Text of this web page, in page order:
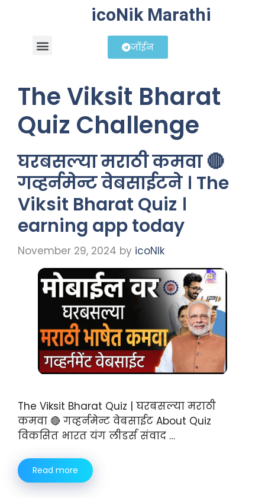
icoNik Marathi
जॉईन
The Viksit Bharat
Quiz Challenge
घरबसल्या मराठी कमवा 🔴
गव्हर्नमेन्ट वेबसाईटने । The
Viksit Bharat Quiz ।
earning app today
November 29, 2024 by icoNIk
The Viksit Bharat Quiz | घरबसल्या मराठी
कमवा 🔴 गव्हर्नमेन्ट वेबसाईट About Quiz
विकसित भारत यंग लीडर्स संवाद …
Read more